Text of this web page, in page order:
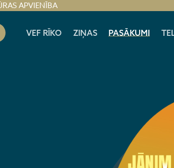
APVIENĪBA
VEF RĪKO ZIŅAS PASĀKUMI